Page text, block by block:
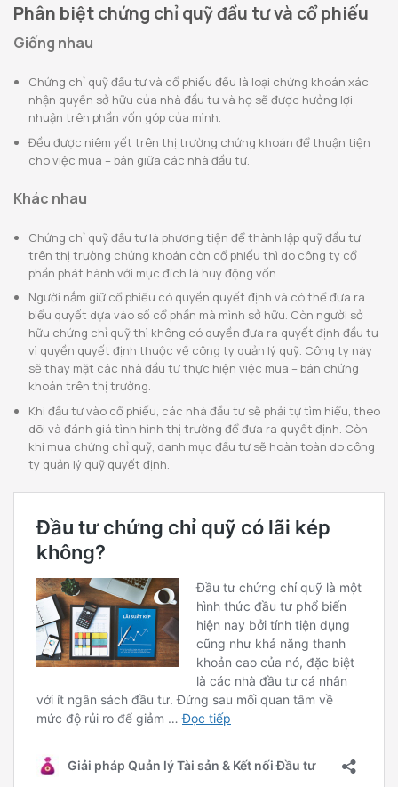
Phân biệt chứng chỉ quỹ đầu tư và cổ phiếu
Giống nhau
Chứng chỉ quỹ đầu tư và cổ phiếu đều là loại chứng khoán xác
nhận quyền sở hữu của nhà đầu tư và họ sẽ được hưởng lợi
nhuận trên phần vốn góp của mình.
Đều được niêm yết trên thị trường chứng khoán để thuận tiện
cho việc mua – bán giữa các nhà đầu tư.
Khác nhau
Chứng chỉ quỹ đầu tư là phương tiện để thành lập quỹ đầu tư
trên thị trường chứng khoán còn cổ phiếu thì do công ty cổ
phần phát hành với mục đích là huy động vốn.
Người nắm giữ cổ phiếu có quyền quyết định và có thể đưa ra
biểu quyết dựa vào số cổ phần mà mình sở hữu. Còn người sở
hữu chứng chỉ quỹ thì không có quyền đưa ra quyết định đầu tư
vì quyền quyết định thuộc về công ty quản lý quỹ. Công ty này
sẽ thay mặt các nhà đầu tư thực hiện việc mua – bán chứng
khoán trên thị trường.
Khi đầu tư vào cổ phiếu, các nhà đầu tư sẽ phải tự tìm hiểu, theo
dõi và đánh giá tình hình thị trường để đưa ra quyết định. Còn
khi mua chứng chỉ quỹ, danh mục đầu tư sẽ hoàn toàn do công
ty quản lý quỹ quyết định.